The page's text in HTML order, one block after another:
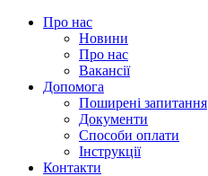
Про нас
Новини
Про нас
Вакансії
Допомога
Поширені запитання
Документи
Способи оплати
Інструкції
Контакти